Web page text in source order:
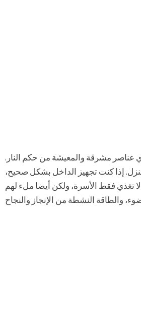
عناصر مشرقة والمعيشة من حكم النار.
إذا كنت تجهيز الداخل بشكل صحيح،
تغذي فقط الأسرة، ولكن أيضا ملء لهم